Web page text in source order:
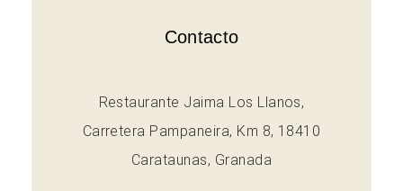
Contacto
Restaurante Jaima Los Llanos,
Carretera Pampaneira, Km 8, 18410
Carataunas, Granada